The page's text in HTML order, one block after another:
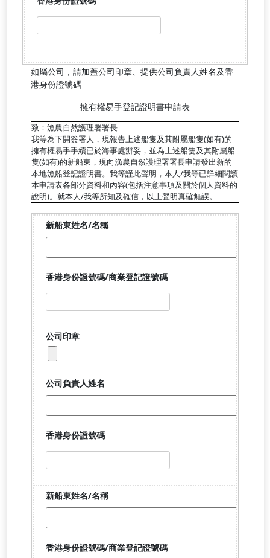
如屬公司，請加蓋公司印章、提供公司負責人姓名及香
港身份證號碼
擁有權易手登記證明書申請表
致：漁農自然護理署署長
我等為下開簽署人，現報告上述船隻及其附屬船隻(如有)的
擁有權易手手續已於海事處辦妥，並為上述船隻及其附屬船
隻(如有)的新船東，現向漁農自然護理署署長申請發出新的
本地漁船登記證明書。我等謹此聲明，本人/我等已詳細閱讀
本申請表各部分資料和內容(包括注意事項及關於個人資料的
說明)。就本人/我等所知及確信，以上聲明真確無誤。